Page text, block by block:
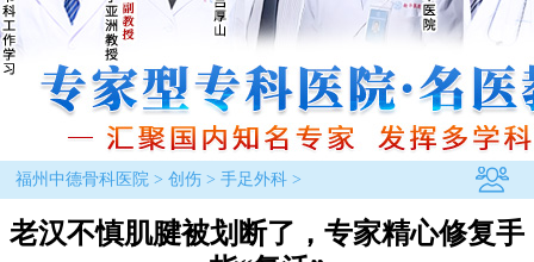
福州中德骨科医院> 创伤> 手足外科>
老汉不慎肌腱被划断了，专家精心修复手